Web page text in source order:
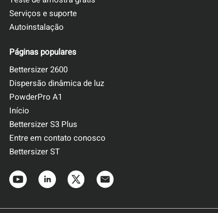
Serviços e suporte
Autoinstalação
Páginas populares
Bettersizer 2600
Dispersão dinâmica de luz
PowderPro A1
Início
Bettersizer S3 Plus
Entre em contato conosco
Bettersizer ST